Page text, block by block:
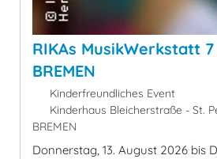
RIKAs MusikWerkstatt
BREMEN
Kinderfreundliches Event
Kinderhaus Bleicherstraße - St.
BREMEN
Donnerstag, 13. August 2026 bis